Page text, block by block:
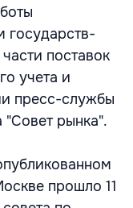
государств-
поставок
учета и
пресс-службы
"Совет рынка".
прошло 11